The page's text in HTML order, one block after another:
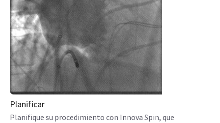
Planificar
Planifique su procedimiento con Innova Spin, que